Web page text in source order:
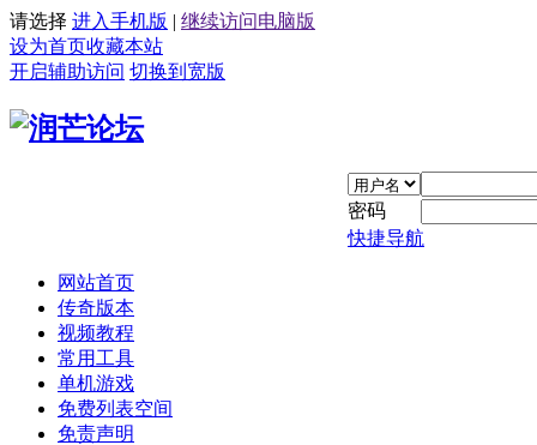
请选择 进入手机版 | 继续访问电脑版
设为首页收藏本站
开启辅助访问 切换到宽版
密码
快捷导航
网站首页
传奇版本
视频教程
常用工具
单机游戏
免费列表空间
免责声明